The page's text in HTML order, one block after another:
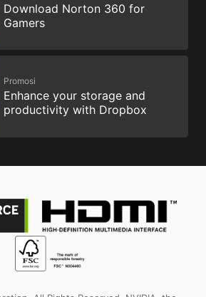
Download Norton 360 for
Gamers
Promosi
Enhance your storage and
productivity with Dropbox